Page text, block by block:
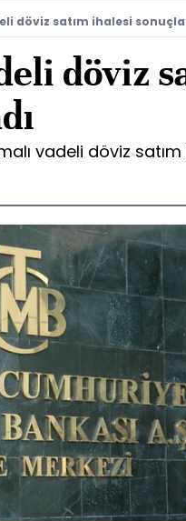
döviz satım ihalesi
döviz
vadeli döviz